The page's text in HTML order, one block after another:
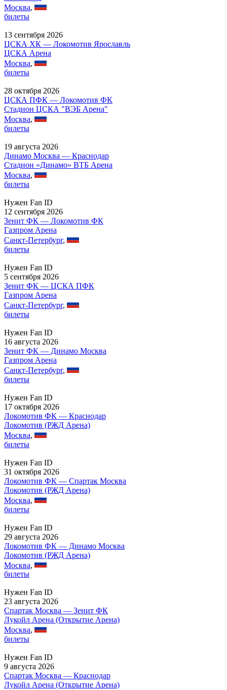
Москва,
билеты
13 сентября 2026
ЦСКА ХК — Локомотив Ярославль
ЦСКА Арена
Москва,
билеты
28 октября 2026
ЦСКА ПФК — Локомотив ФК
Стадион ЦСКА "ВЭБ Арена"
Москва,
билеты
19 августа 2026
Динамо Москва — Краснодар
Стадион «Динамо» ВТБ Арена
Москва,
билеты
Нужен Fan ID
12 сентября 2026
Зенит ФК — Локомотив ФК
Газпром Арена
Санкт-Петербург,
билеты
Нужен Fan ID
5 сентября 2026
Зенит ФК — ЦСКА ПФК
Газпром Арена
Санкт-Петербург,
билеты
Нужен Fan ID
16 августа 2026
Зенит ФК — Динамо Москва
Газпром Арена
Санкт-Петербург,
билеты
Нужен Fan ID
17 октября 2026
Локомотив ФК — Краснодар
Локомотив (РЖД Арена)
Москва,
билеты
Нужен Fan ID
31 октября 2026
Локомотив ФК — Спартак Москва
Локомотив (РЖД Арена)
Москва,
билеты
Нужен Fan ID
29 августа 2026
Локомотив ФК — Динамо Москва
Локомотив (РЖД Арена)
Москва,
билеты
Нужен Fan ID
23 августа 2026
Спартак Москва — Зенит ФК
Лукойл Арена (Открытие Арена)
Москва,
билеты
Нужен Fan ID
9 августа 2026
Спартак Москва — Краснодар
Лукойл Арена (Открытие Арена)